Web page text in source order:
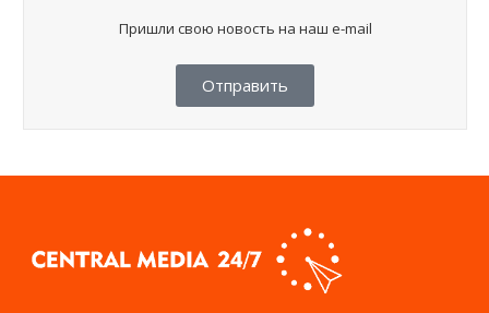
Пришли свою новость на наш e-mail
Отправить